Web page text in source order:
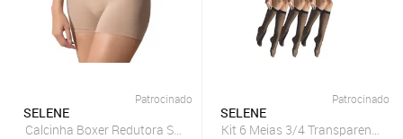
Patrocinado
SELENE
Calcinha Boxer Redutora Selene 20040.001 Sem Costura Chocolate
Patrocinado
SELENE
Kit 6 Meias 3/4 Transparente